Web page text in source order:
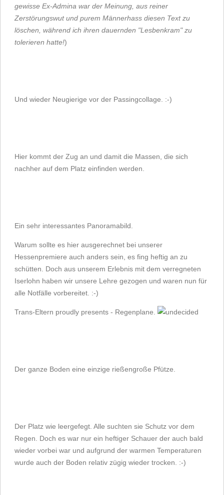
gewisse Ex-Admina war der Meinung, aus reiner
Zerstörungswut und purem Männerhass diesen Text zu
löschen, während ich ihren dauernden "Lesbenkram" zu
tolerieren hatte!)
Und wieder Neugierige vor der Passingcollage. :-)
Hier kommt der Zug an und damit die Massen, die sich
nachher auf dem Platz einfinden werden.
Ein sehr interessantes Panoramabild.
Warum sollte es hier ausgerechnet bei unserer
Hessenpremiere auch anders sein, es fing heftig an zu
schütten. Doch aus unserem Erlebnis mit dem verregneten
Iserlohn haben wir unsere Lehre gezogen und waren nun für
alle Notfälle vorbereitet. :-)
Trans-Eltern proudly presents - Regenplane.
Der ganze Boden eine einzige rießengroße Pfütze.
Der Platz wie leergefegt. Alle suchten sie Schutz vor dem
Regen. Doch es war nur ein heftiger Schauer der auch bald
wieder vorbei war und aufgrund der warmen Temperaturen
wurde auch der Boden relativ zügig wieder trocken. :-)